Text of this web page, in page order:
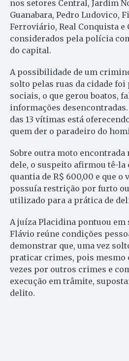
nos setores Central, Jardim
Guanabara, Pedro Ludovico,
Ferroviário, Real Conquista
considerados pela polícia
do capital.
A possibilidade de um
solto pelas ruas da cidade foi
sociais, o que gerou boatos,
informações
das 13 vítimas está
quem der o paradeiro do
Sobre outra moto encontrada
dele, o suspeito afirmou tê-la
quantia de R$ 600,00 e que o
possuía restrição por furto
utilizado para a prática de
A juíza Placidina pontuou em
Flávio reúne condições
demonstrar que, uma vez
praticar crimes, pois mesmo
vezes por outros crimes e
execução em trâmite,
delito.